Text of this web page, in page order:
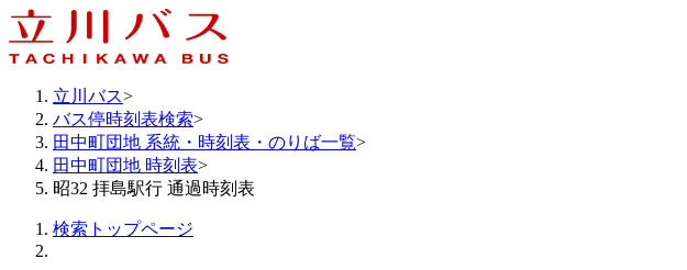
立川バス>
バス停時刻表検索>
田中町団地 系統・時刻表・のりば一覧>
田中町団地 時刻表>
昭32 拝島駅行 通過時刻表
検索トップページ